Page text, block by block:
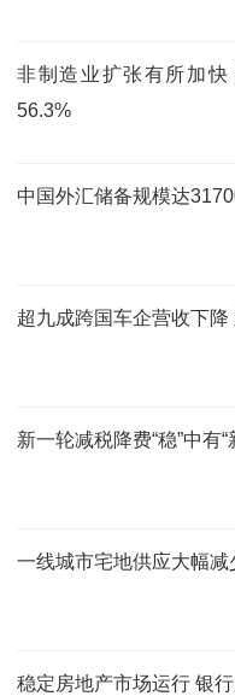
非制造业扩张有所加
56.3%
中国外汇储备规模达
超九成跨国车企营收下
新一轮减税降费“稳”中有
一线城市宅地供应大幅
稳定房地产市场运行 银